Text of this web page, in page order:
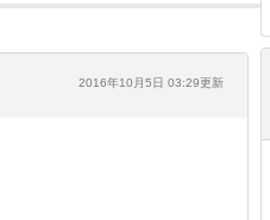
2016年10月5日 03:29更新